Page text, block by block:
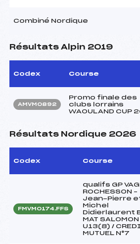
Combiné Nordique
Résultats Alpin 2019
Codex Course
AMVM0892
Promo finale des
clubs lorrains
WAOULAND CUP
Résultats Nordique 2026
Codex Course
FMVM0174.FFS
qualifs GP
ROCHESSON –
Jean-Pierre
Michel
Didierlaurent
MAT SALOMON
U13(8) /
MUTUEL N°7